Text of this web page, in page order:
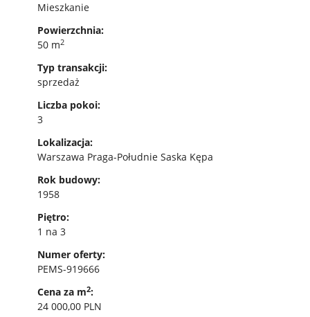
Mieszkanie
Powierzchnia:
50 m2
Typ transakcji:
sprzedaż
Liczba pokoi:
3
Lokalizacja:
Warszawa Praga-Południe Saska Kępa
Rok budowy:
1958
Piętro:
1 na 3
Numer oferty:
PEMS-919666
Cena za m2:
24 000,00 PLN